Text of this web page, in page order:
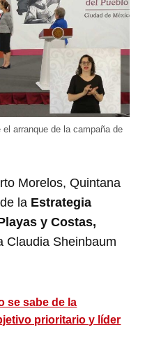
el arranque de la campaña de
Morelos, Quintana
la Estrategia
y Costas,
Claudia Sheinbaum
se sabe de la
prioritario y líder